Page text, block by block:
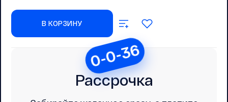
В КОРЗИНУ
0-0-36
Рассрочка